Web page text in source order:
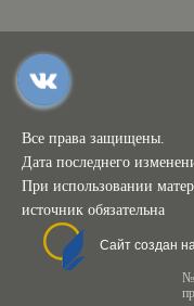
Все права защищены.
Дата последнего
При использовании
источник обязательна
Сайт создан